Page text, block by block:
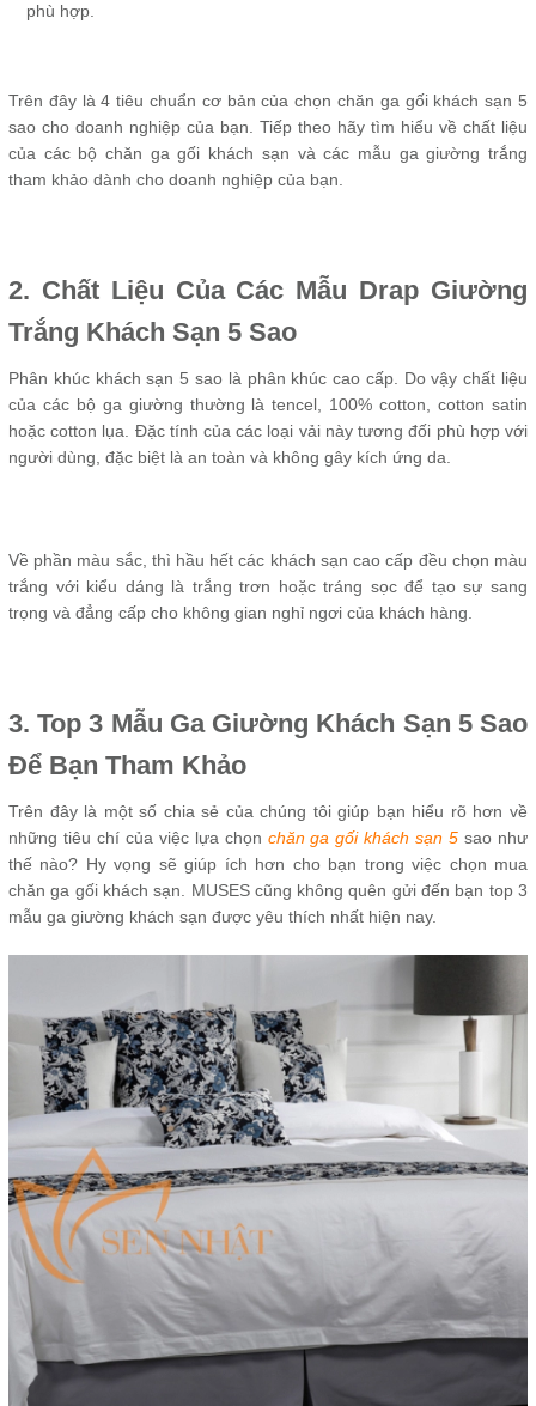
phù hợp.
Trên đây là 4 tiêu chuẩn cơ bản của chọn chăn ga gối khách sạn 5
sao cho doanh nghiệp của bạn. Tiếp theo hãy tìm hiểu về chất liệu
của các bộ chăn ga gối khách sạn và các mẫu ga giường trắng
tham khảo dành cho doanh nghiệp của bạn.
2. Chất Liệu Của Các Mẫu Drap Giường
Trắng Khách Sạn 5 Sao
Phân khúc khách sạn 5 sao là phân khúc cao cấp. Do vậy chất liệu
của các bộ ga giường thường là tencel, 100% cotton, cotton satin
hoặc cotton lụa. Đặc tính của các loại vải này tương đối phù hợp với
người dùng, đặc biệt là an toàn và không gây kích ứng da.
Về phần màu sắc, thì hầu hết các khách sạn cao cấp đều chọn màu
trắng với kiểu dáng là trắng trơn hoặc tráng sọc để tạo sự sang
trọng và đẳng cấp cho không gian nghỉ ngơi của khách hàng.
3. Top 3 Mẫu Ga Giường Khách Sạn 5 Sao
Để Bạn Tham Khảo
Trên đây là một số chia sẻ của chúng tôi giúp bạn hiểu rõ hơn về
những tiêu chí của việc lựa chọn chăn ga gối khách sạn 5 sao như
thế nào? Hy vọng sẽ giúp ích hơn cho bạn trong việc chọn mua
chăn ga gối khách sạn. MUSES cũng không quên gửi đến bạn top 3
mẫu ga giường khách sạn được yêu thích nhất hiện nay.